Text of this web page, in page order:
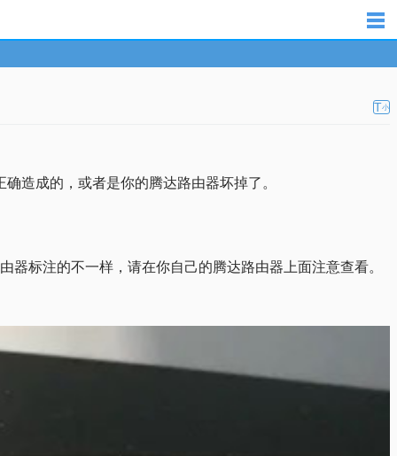
T小
造成的，或者是你的腾达路由器坏掉了。
标注的不一样，请在你自己的腾达路由器上面注意查看。